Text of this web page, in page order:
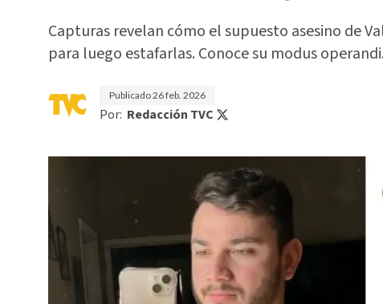
Capturas revelan cómo el supuesto asesino de
para luego estafarlas. Conoce su modus operandi.
Publicado26 feb. 2026
Por: Redacción TVC